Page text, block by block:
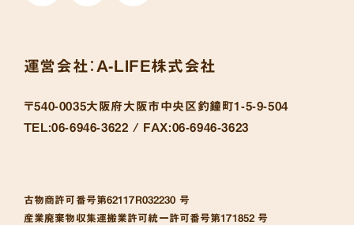
運営会社： A-LIFE株式会社
〒540-0035大阪府大阪市中央区釣鐘町1-5-9-504
TEL:06-6946-3622 / FAX:06-6946-3623
古物商許可番号第62117R032230 号
産業廃棄物収集運搬業許可統一許可番号第171852 号